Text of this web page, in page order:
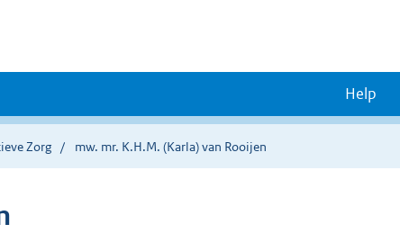
Help
Zorg mw. mr. K.H.M. (Karla) van Rooijen